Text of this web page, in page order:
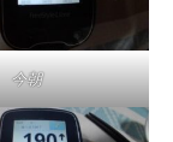
今朝